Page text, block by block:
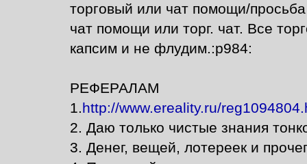
торговый или чат помощи/
чат помощи или торг. чат. Все
капсим и не флудим.:p984:
РЕФЕРАЛАМ
1.http://www.ereality.ru/
2. Даю только чистые знания
3. Денег, вещей, лотереек и